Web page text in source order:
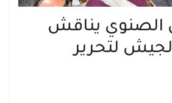
الصنوي يناقش
لتحرير